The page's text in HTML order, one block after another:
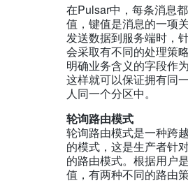
在Pulsar中，每条消息
值，键值是消息的一项
发送数据到服务端时，
会采取有不同的处理策
明确业务含义的字段作
这样就可以保证拥有同
人同一个分区中。
轮询路由模式
轮询路由模式是一种跨
的模式，这是生产者针
的路由模式。根据用户
值，有两种不同的路由